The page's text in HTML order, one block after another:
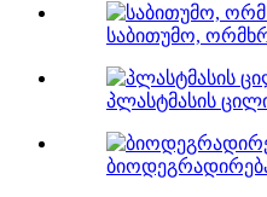
საბითუმო,
პლასტმასის